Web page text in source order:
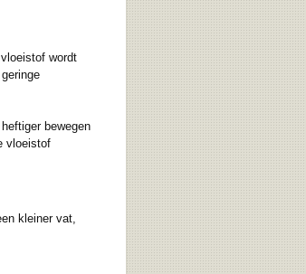
wordt
bewegen
vloeistof
kleiner vat,